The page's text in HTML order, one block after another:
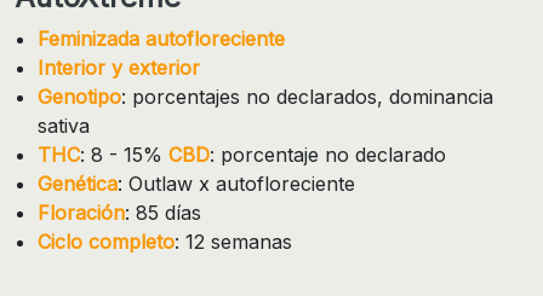
Feminizada autofloreciente
Interior y exterior
Genotipo: porcentajes no declarados, dominancia
sativa
THC: 8 - 15%CBD: porcentaje no declarado
Genética: Outlaw x autofloreciente
Floración: 85 días
Ciclo completo: 12 semanas